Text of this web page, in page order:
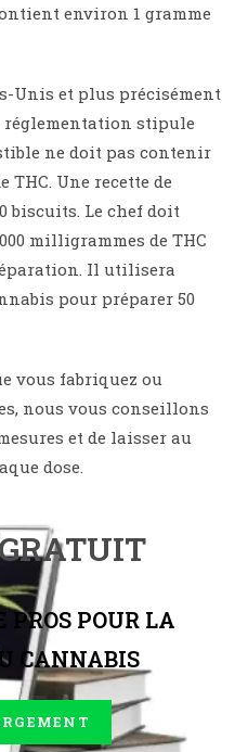
environ 1 gramme
Unis et plus précisément
réglementation stipule
ne doit pas contenir
THC. Une recette de
biscuits. Le chef doit
milligrammes de THC
Il utilisera
pour préparer 50
vous fabriquez ou
nous vous conseillons
et de laisser au
dose.
PROS POUR LA
CANNABIS